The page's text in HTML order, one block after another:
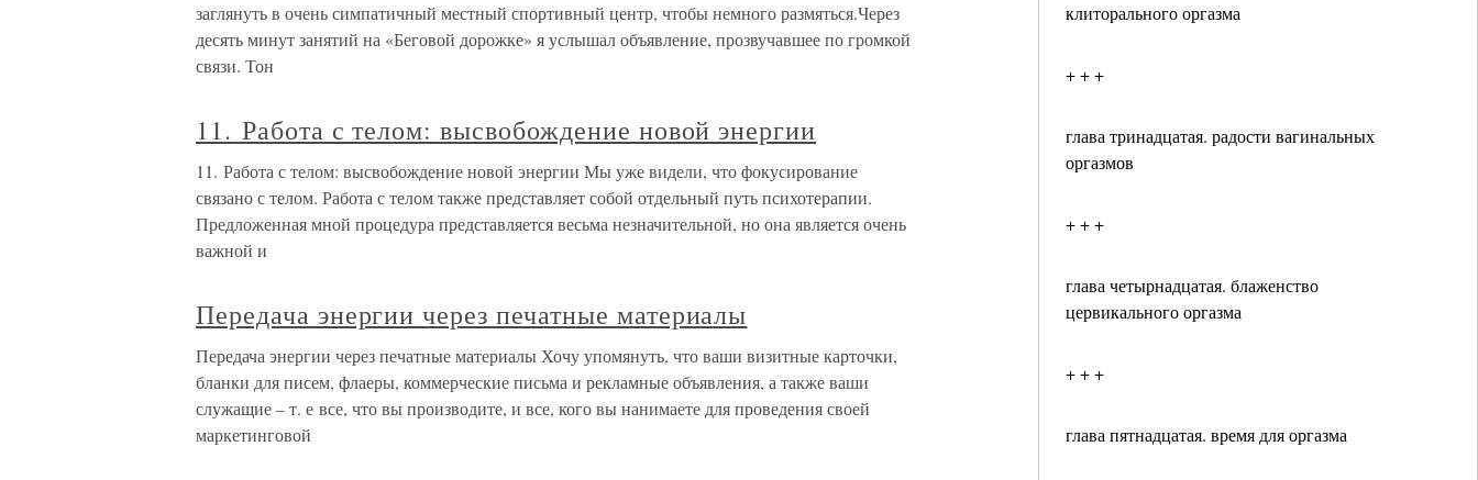
клиторального оргазма
+ + +
глава тринадцатая. радости вагинальных
оргазмов
+ + +
глава четырнадцатая. блаженство
цервикального оргазма
+ + +
глава пятнадцатая. время для оргазма
заглянуть в очень симпатичный местный спортивный центр, чтобы немного размяться.Через
десять минут занятий на «Беговой дорожке» я услышал объявление, прозвучавшее по громкой
связи. Тон
11. Работа с телом: высвобождение новой энергии
11. Работа с телом: высвобождение новой энергии Мы уже видели, что фокусирование
связано с телом. Работа с телом также представляет собой отдельный путь психотерапии.
Предложенная мной процедура представляется весьма незначительной, но она является очень
важной и
Передача энергии через печатные материалы
Передача энергии через печатные материалы Хочу упомянуть, что ваши визитные карточки,
бланки для писем, флаеры, коммерческие письма и рекламные объявления, а также ваши
служащие – т. е все, что вы производите, и все, кого вы нанимаете для проведения своей
маркетинговой